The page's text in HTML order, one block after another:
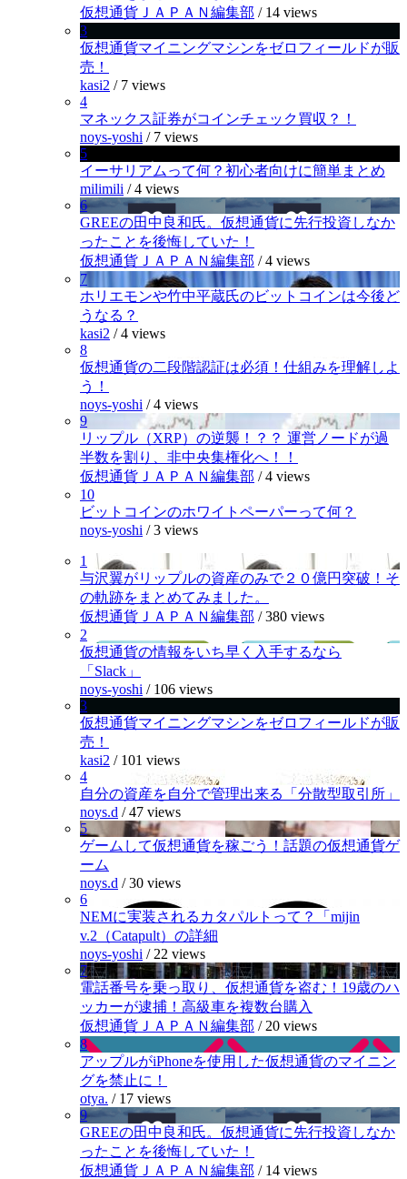
仮想通貨ＪＡＰＡＮ編集部 / 14 views
3
仮想通貨マイニングマシンをゼロフィールドが販
売！
kasi2 / 7 views
4
マネックス証券がコインチェック買収？！
noys-yoshi / 7 views
5
イーサリアムって何？初心者向けに簡単まとめ
milimili /4 views
6
GREEの田中良和氏。仮想通貨に先行投資しなか
ったことを後悔していた！
仮想通貨ＪＡＰＡＮ編集部 /4 views
7
ホリエモンや竹中平蔵氏のビットコインは今後ど
うなる？
kasi2 /4 views
8
仮想通貨の二段階認証は必須！仕組みを理解しよ
う！
noys-yoshi /4 views
9
リップル（XRP）の逆襲！？？ 運営ノードが過
半数を割り、非中央集権化へ！！
仮想通貨ＪＡＰＡＮ編集部 /4 views
10
ビットコインのホワイトペーパーって何？
noys-yoshi /3 views
1
与沢翼がリップルの資産のみで２０億円突破！そ
の軌跡をまとめてみました。
仮想通貨ＪＡＰＡＮ編集部 /380 views
2
仮想通貨の情報をいち早く入手するなら
「Slack」
noys-yoshi / 106 views
3
仮想通貨マイニングマシンをゼロフィールドが販
売！
kasi2 / 101 views
4
自分の資産を自分で管理出来る「分散型取引所」
noys.d /47 views
5
ゲームして仮想通貨を稼ごう！話題の仮想通貨ゲ
ーム
noys.d /30 views
6
NEMに実装されるカタパルトって？「mijin
v.2（Catapult）の詳細
noys-yoshi / 22 views
7
電話番号を乗っ取り、仮想通貨を盗む！19歳のハ
ッカーが逮捕！高級車を複数台購入
仮想通貨ＪＡＰＡＮ編集部 / 20 views
8
アップルがiPhoneを使用した仮想通貨のマイニン
グを禁止に！
otya. / 17 views
9
GREEの田中良和氏。仮想通貨に先行投資しなか
ったことを後悔していた！
仮想通貨ＪＡＰＡＮ編集部 / 14 views